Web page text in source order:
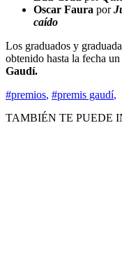
Oscar Faura por
caído
Los graduados y
obtenido hasta la fecha
Gaudí.
#premios, #premis gaudí,
TAMBIÉN TE PUEDE